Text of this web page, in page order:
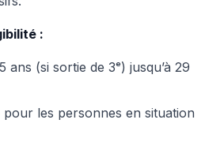
:
ans (si sortie de 3ᵉ) jusqu’à 29
pour les personnes en situation